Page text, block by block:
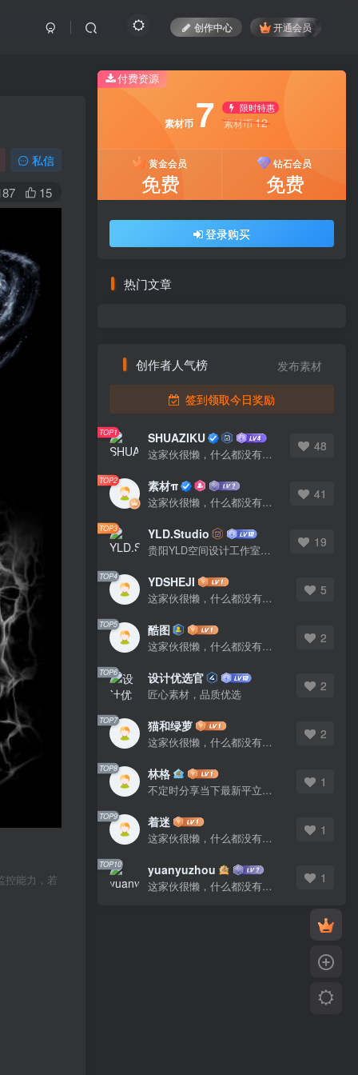
创作中心 开通会员
私信
15
控能力，若
付费资源
素材币 7 限时特惠
素材币12
黄金会员
免费
钻石会员
免费
登录购买
热门文章
创作者人气榜 发布素材
签到领取今日奖励
TOP1 SHUAZIKU
这家伙很懒，什么都没有写...
48
TOP2 素材π
这家伙很懒，什么都没有写...
41
TOP3 YLD.Studio
贵阳YLD空间设计工作室，高端设计图库 ADVANCED CAD TEMPLATE 系列作者。联系邮箱：yld.studio@foxmail.com
19
TOP4 YDSHEJI
这家伙很懒，什么都没有写...
5
TOP5 酷图
这家伙很懒，什么都没有写...
2
TOP6 设计优选官
匠心素材，品质优选
2
TOP7 猫和绿萝
这家伙很懒，什么都没有写...
2
TOP8 林格
不定时分享当下最新平立面图库
1
TOP9 着迷
这家伙很懒，什么都没有写...
1
TOP10 yuanyuzhou
这家伙很懒，什么都没有写...
1